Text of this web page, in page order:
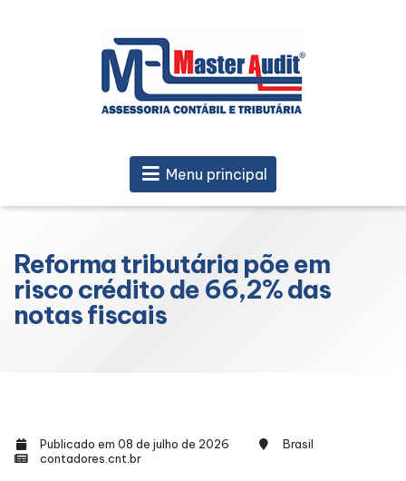
Menu principal
Reforma tributária põe em
risco crédito de 66,2% das
notas fiscais
Publicado em 08 de julho de 2026
Brasil
contadores.cnt.br